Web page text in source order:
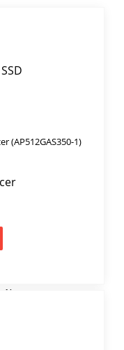
(AP512GAS350-1)